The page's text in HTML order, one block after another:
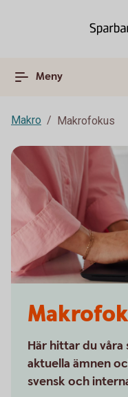
Meny
Makro Makrofokus
Här hittar du våra
aktuella ämnen
svensk och